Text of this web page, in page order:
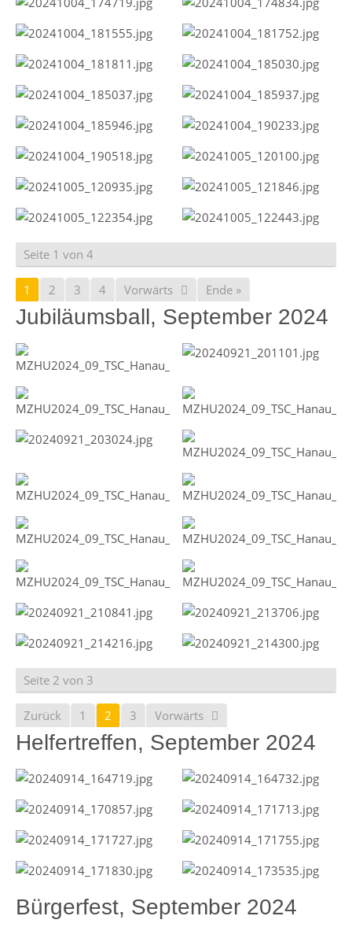
Seite 1 von 4
1 2 3 4 Vorwärts Ende »
Jubiläumsball, September 2024
Seite 2 von 3
Zurück 1 2 3 Vorwärts
Helfertreffen, September 2024
Bürgerfest, September 2024